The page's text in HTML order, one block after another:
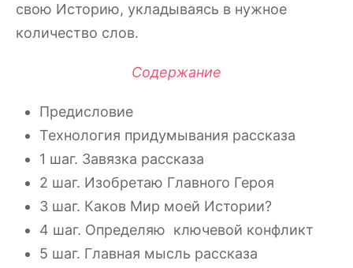
свою Историю, укладываясь в нужное
количество слов.
Содержание
Предисловие
Технология придумывания рассказа
1 шаг. Завязка рассказа
2 шаг. Изобретаю Главного Героя
3 шаг. Каков Мир моей Истории?
4 шаг. Определяю ключевой конфликт
5 шаг. Главная мысль рассказа